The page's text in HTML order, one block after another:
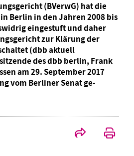
(BVerwG) hat die
Berlin in den Jahren 2008 bis
eingestuft und daher
zur Klärung der
(dbb aktuell
des dbb berlin, Frank
am 29. September 2017
vom Berliner Senat ge-